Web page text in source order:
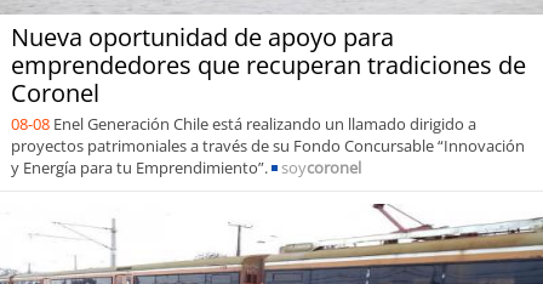
Nueva oportunidad de apoyo para
emprendedores que recuperan tradiciones de
Coronel
08-08 Enel Generación Chile está realizando un llamado dirigido a
proyectos patrimoniales a través de su Fondo Concursable “Innovación
y Energía para tu Emprendimiento”.
soycoronel